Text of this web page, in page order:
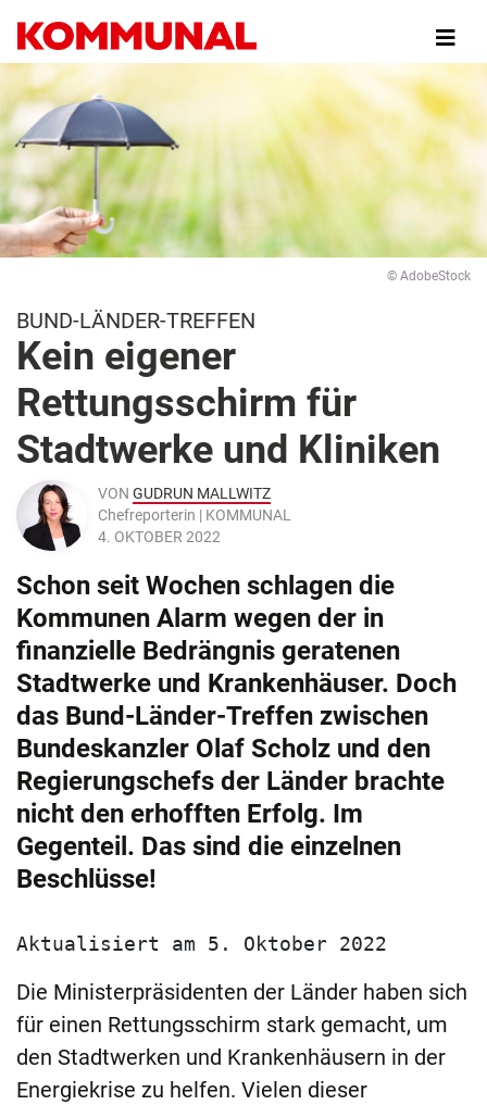
zum
Inhalt
© AdobeStock
BUND-LÄNDER-TREFFEN
Kein eigener
Rettungsschirm für
Stadtwerke und Kliniken
VON GUDRUN MALLWITZ
Chefreporterin | KOMMUNAL
4. OKTOBER 2022
Schon seit Wochen schlagen die
Kommunen Alarm wegen der in
finanzielle Bedrängnis geratenen
Stadtwerke und Krankenhäuser. Doch
das Bund-Länder-Treffen zwischen
Bundeskanzler Olaf Scholz und den
Regierungschefs der Länder brachte
nicht den erhofften Erfolg. Im
Gegenteil. Das sind die einzelnen
Beschlüsse!
Aktualisiert am 5. Oktober 2022
Die Ministerpräsidenten der Länder haben sich
für einen Rettungsschirm stark gemacht, um
den Stadtwerken und Krankenhäusern in der
Energiekrise zu helfen. Vielen dieser